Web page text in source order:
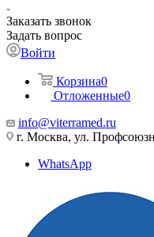
Заказать звонок
Задать вопрос
Войти
Корзина0
Отложенные0
info@viterramed.ru
г. Москва, ул.
WhatsApp